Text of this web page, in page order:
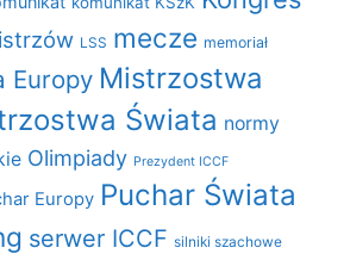
LSS mecze memoriał
Europy Mistrzostwa
Świata normy
Olimpiady Prezydent ICCF
Europy Puchar Świata
serwer ICCF silniki szachowe